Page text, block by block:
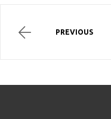
PREVIOUS